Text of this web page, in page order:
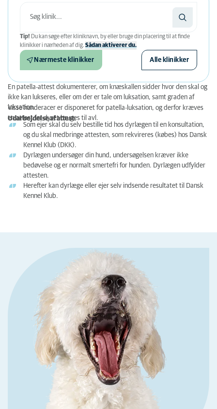
Tip! Du kan søge efter kliniknavn, by eller bruge din placering til at finde
klinikker i nærheden af ​​dig. Sådan aktiverer du.
Nærmeste klinikker Alle klinikker
En patella-attest dokumenterer, om knæskallen sidder hvor den skal og
ikke kan lukseres, eller om der er tale om luksation, samt graden af
luksation.
Visse hunderacer er disponeret for patella-luksation, og derfor kræves
en attest før dyret bruges til avl.
Udarbejdelse af attest:
Som ejer skal du selv bestille tid hos dyrlægen til en konsultation,
og du skal medbringe attesten, som rekvireres (købes) hos Dansk
Kennel Klub (DKK).
Dyrlægen undersøger din hund, undersøgelsen kræver ikke
bedøvelse og er normalt smertefri for hunden. Dyrlægen udfylder
attesten.
Herefter kan dyrlæge eller ejer selv indsende resultatet til Dansk
Kennel Klub.